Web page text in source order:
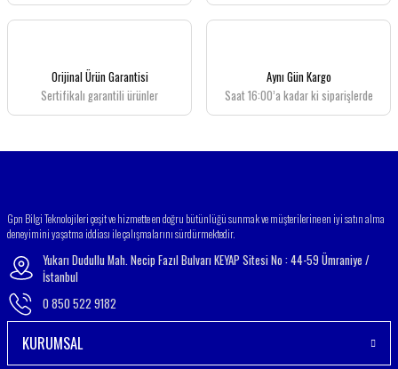
Ürün açıklamasında eksik bilgiler bulunuyor.
Ürün fiyatı diğer sitelerden daha pahalı.
Bu ürüne benzer farklı alternatifler olmalı.
Orijinal Ürün Garantisi
Sertifikalı garantili ürünler
Aynı Gün Kargo
Saat 16:00’a kadar ki siparişlerde
Gpn Bilgi Teknolojileri çeşit ve hizmette en doğru bütünlüğü sunmak ve müşterilerine en iyi satın alma
deneyimini yaşatma iddiası ile çalışmalarını sürdürmektedir.
Yukarı Dudullu Mah. Necip Fazıl Bulvarı KEYAP Sitesi No : 44-59 Ümraniye /
İstanbul
0 850 522 9182
KURUMSAL